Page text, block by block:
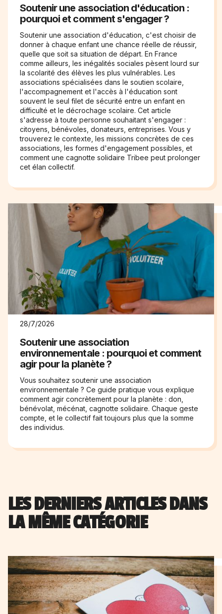
Soutenir une association d'éducation :
pourquoi et comment s'engager ?
Soutenir une association d'éducation, c'est choisir de
donner à chaque enfant une chance réelle de réussir,
quelle que soit sa situation de départ. En France
comme ailleurs, les inégalités sociales pèsent lourd sur
la scolarité des élèves les plus vulnérables. Les
associations spécialisées dans le soutien scolaire,
l'accompagnement et l'accès à l'éducation sont
souvent le seul filet de sécurité entre un enfant en
difficulté et le décrochage scolaire. Cet article
s'adresse à toute personne souhaitant s'engager :
citoyens, bénévoles, donateurs, entreprises. Vous y
trouverez le contexte, les missions concrètes de ces
associations, les formes d'engagement possibles, et
comment une cagnotte solidaire Tribee peut prolonger
cet élan collectif.
28/7/2026
Soutenir une association
environnementale : pourquoi et comment
agir pour la planète ?
Vous souhaitez soutenir une association
environnementale ? Ce guide pratique vous explique
comment agir concrètement pour la planète : don,
bénévolat, mécénat, cagnotte solidaire. Chaque geste
compte, et le collectif fait toujours plus que la somme
des individus.
LES DERNIERS ARTICLES DANS
LA MÊME CATÉGORIE